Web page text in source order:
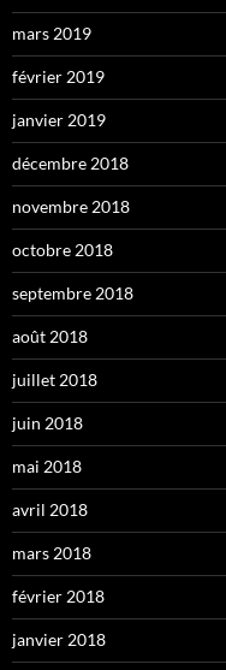
mars 2019
février 2019
janvier 2019
décembre 2018
novembre 2018
octobre 2018
septembre 2018
août 2018
juillet 2018
juin 2018
mai 2018
avril 2018
mars 2018
février 2018
janvier 2018